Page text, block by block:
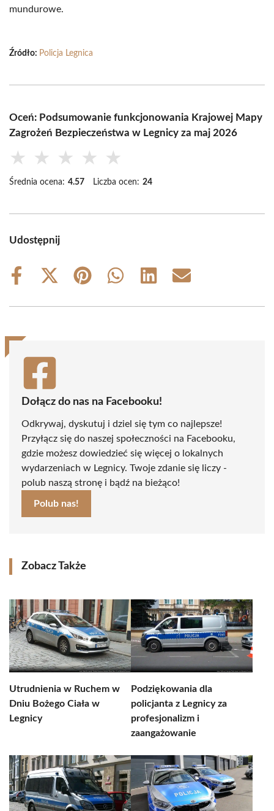
mundurowe.
Źródło: Policja Legnica
Oceń: Podsumowanie funkcjonowania Krajowej Mapy
Zagrożeń Bezpieczeństwa w Legnicy za maj 2026
★ ★ ★ ★ ★
Średnia ocena: 4.57 Liczba ocen: 24
Udostępnij
Share
Share
(Twitter)
Share
Share
Share
Share
Dołącz do nas na Facebooku!
Odkrywaj, dyskutuj i dziel się tym co najlepsze!
Przyłącz się do naszej społeczności na Facebooku,
gdzie możesz dowiedzieć się więcej o lokalnych
wydarzeniach w Legnicy. Twoje zdanie się liczy -
polub naszą stronę i bądź na bieżąco!
Polub nas!
Zobacz Także
Utrudnienia w Ruchem w
Dniu Bożego Ciała w
Legnicy
Podziękowania dla
policjanta z Legnicy za
profesjonalizm i
zaangażowanie